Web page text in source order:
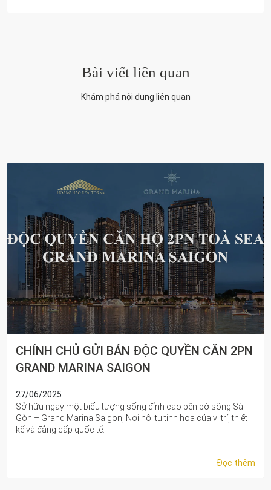
Bài viết liên quan
Khám phá nội dung liên quan
Sun Group Chính Thức Đầu Tư Khu Liên Hợp
Thể Thao Rạch Chiếc Tại TP. HCM
15/01/2026
Ngày 15/01/2026, UBND TP. Hồ Chí Minh phối hợp cùng Tập
đoàn Sun Group tổ chức lễ động thổ dự án Khu liên hợp Thể
thao Rạch Chiếc...
Đọc thêm